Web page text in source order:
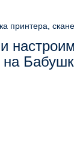
принтера,